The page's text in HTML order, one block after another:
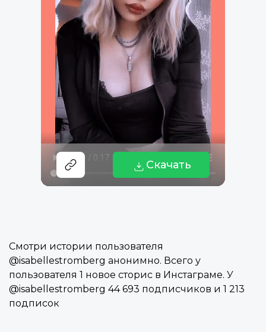
Скачать
Смотри истории пользователя
@isabellestromberg анонимно. Всего у
пользователя 1 новое сторис в Инстаграме. У
@isabellestromberg 44 693 подписчиков и 1 213
подписок